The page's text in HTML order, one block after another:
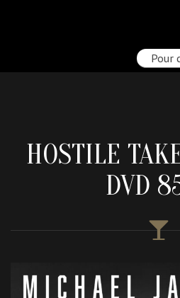
HOSTILE
DVD